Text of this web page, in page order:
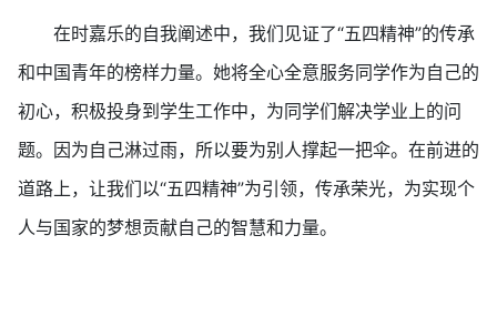
在时嘉乐的自我阐述中，我们见证了“五四精神”的传承
和中国青年的榜样力量。她将全心全意服务同学作为自己的
初心，积极投身到学生工作中，为同学们解决学业上的问
题。因为自己淋过雨，所以要为别人撑起一把伞。在前进的
道路上，让我们以“五四精神”为引领，传承荣光，为实现个
人与国家的梦想贡献自己的智慧和力量。